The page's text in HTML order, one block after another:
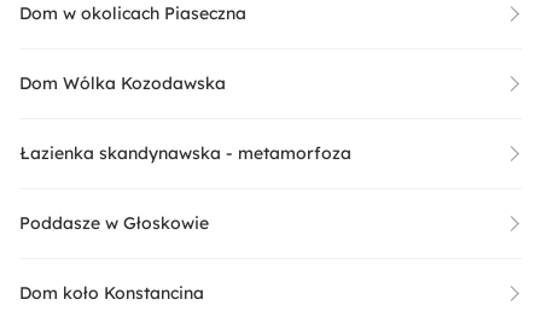
Dom w okolicach Piaseczna
Dom Wólka Kozodawska
Łazienka skandynawska - metamorfoza
Poddasze w Głoskowie
Dom koło Konstancina